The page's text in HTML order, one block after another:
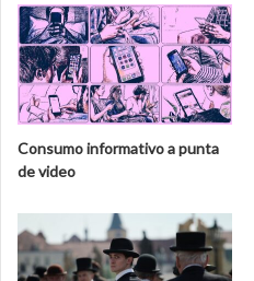
Consumo informativo a punta
de video